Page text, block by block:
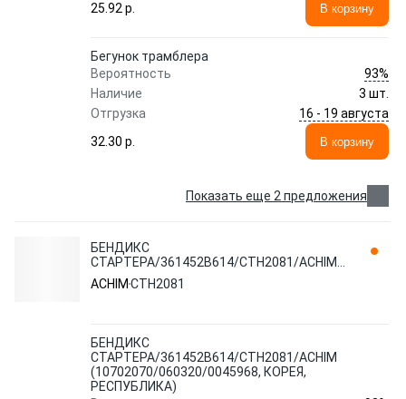
25.92 p.
В корзину
Бегунок трамблера
Вероятность
93%
Наличие
3 шт.
Отгрузка
16 - 19 августа
32.30 p.
В корзину
Показать еще 2 предложения
БЕНДИКС
СТАРТЕРА/361452B614/CTH2081/ACHIM
(10702070/060320/0045968, КОРЕЯ,
РЕСПУБЛИКА)
ACHIM CTH2081
БЕНДИКС
СТАРТЕРА/361452B614/CTH2081/ACHIM
(10702070/060320/0045968, КОРЕЯ,
РЕСПУБЛИКА)